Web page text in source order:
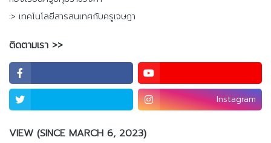
:> เทคโนโลยีสารสนเทศกับครูเจษฎา
ติดตามเรา >>
Instagram
VIEW (SINCE MARCH 6, 2023)